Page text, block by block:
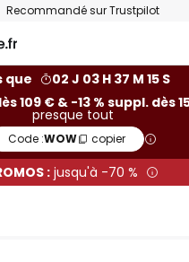
Recommandé sur Trustpilot
que
02 J 03 H 37 M 15 S
109 € & -13 % suppl. dès
presque tout
Code :WOW copier
: jusqu'à -70 %